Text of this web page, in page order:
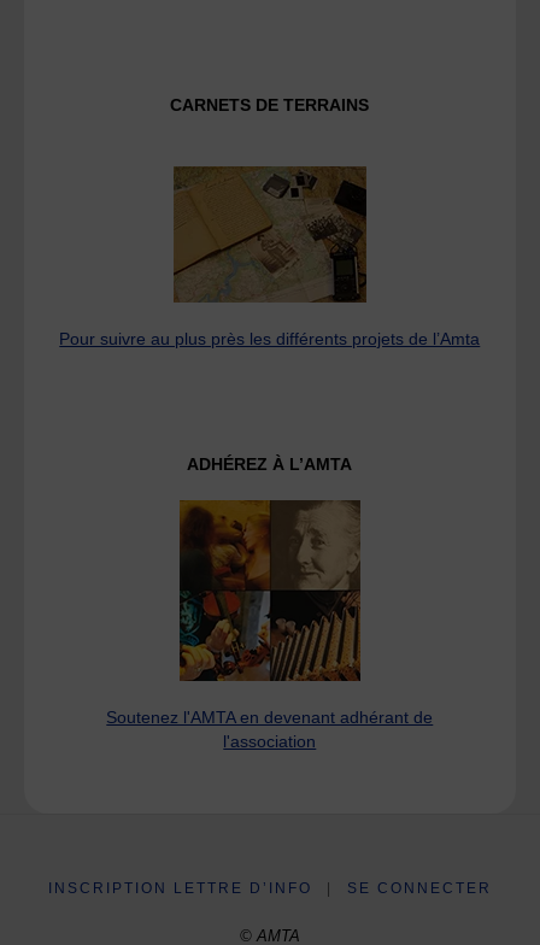
CARNETS DE TERRAINS
Pour suivre au plus près les différents projets de l’Amta
ADHÉREZ À L’AMTA
Soutenez l'AMTA en devenant adhérant de
l'association
INSCRIPTION LETTRE D’INFO SE CONNECTER
© AMTA